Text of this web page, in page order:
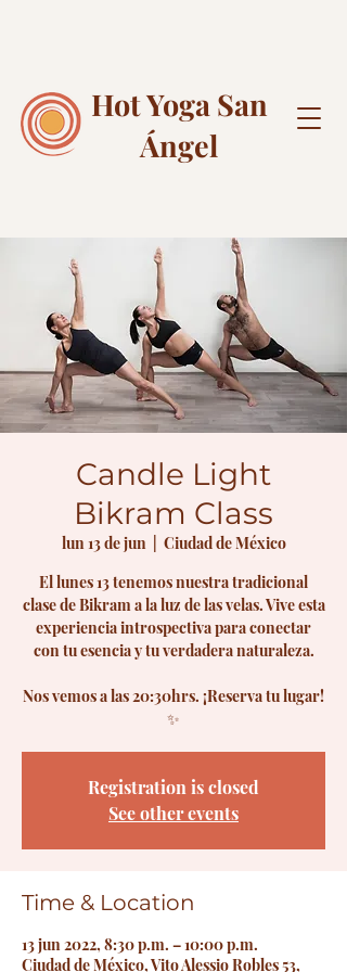
Hot Yoga San
Ángel
Candle Light
Bikram Class
lun 13 de jun
  |
Ciudad de México
El lunes 13 tenemos nuestra tradicional
clase de Bikram a la luz de las velas. Vive esta
experiencia introspectiva para conectar
con tu esencia y tu verdadera naturaleza.
Nos vemos a las 20:30hrs. ¡Reserva tu lugar!
Registration is closed
See other events
Time & Location
13 jun 2022, 8:30 p.m. – 10:00 p.m.
Ciudad de México, Vito Alessio Robles 53,